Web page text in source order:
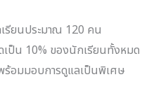
รียนประมาณ 120 คน
เป็น 10% ของนักเรียนทั้งหมด
ร้อมมอบการดูแลเป็นพิเศษ